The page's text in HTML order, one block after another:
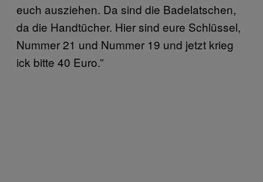
euch ausziehen. Da sind die Badelatschen,
da die Handtücher. Hier sind eure Schlüssel,
Nummer 21 und Nummer 19 und jetzt krieg
ick bitte 40 Euro.”